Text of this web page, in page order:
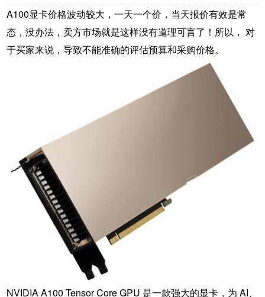
A100显卡价格波动较大，一天一个价，当天报价有效是常
态，没办法，卖方市场就是这样没有道理可言了！所以， 对
于买家来说，导致不能准确的评估预算和采购价格。
NVIDIA A100 Tensor Core GPU 是一款强大的显卡，为 AI、